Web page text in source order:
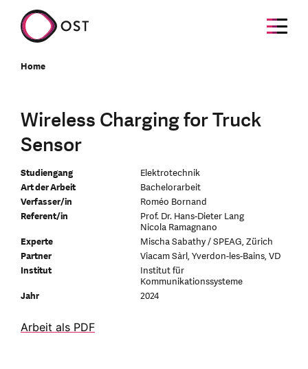
Home
Wireless Charging for Truck
Sensor
Studiengang
Elektrotechnik
Art der Arbeit
Bachelorarbeit
Verfasser/in
Roméo Bornand
Referent/in
Prof. Dr. Hans-Dieter Lang
Nicola Ramagnano
Experte
Mischa Sabathy / SPEAG, Zürich
Partner
Viacam Sàrl, Yverdon-les-Bains, VD
Institut
Institut für
Kommunikationssysteme
Jahr
2024
Arbeit als PDF